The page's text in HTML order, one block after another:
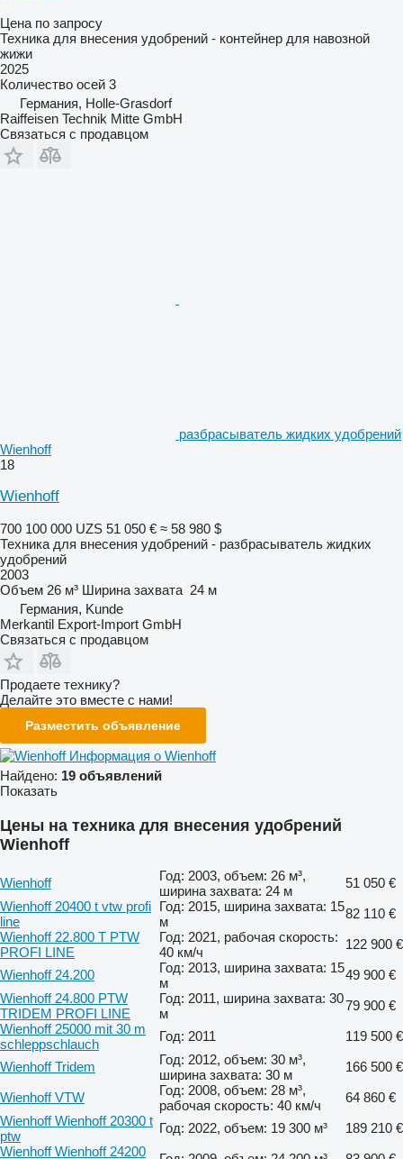
Цена по запросу
Техника для внесения удобрений - контейнер для навозной
жижи
2025
Количество осей 3
Германия, Holle-Grasdorf
Raiffeisen Technik Mitte GmbH
Связаться с продавцом
разбрасыватель жидких удобрений
Wienhoff
18
Wienhoff
700 100 000 UZS 51 050 € ≈ 58 980 $
Техника для внесения удобрений - разбрасыватель жидких
удобрений
2003
Объем 26 м³ Ширина захвата 24 м
Германия, Kunde
Merkantil Export-Import GmbH
Связаться с продавцом
Продаете технику?
Делайте это вместе с нами!
Разместить объявление
Информация о Wienhoff
Найдено: 19 объявлений
Показать
Цены на техника для внесения удобрений
Wienhoff
Wienhoff
Год: 2003, объем: 26 м³,
ширина захвата: 24 м
51 050 €
Wienhoff 20400 t vtw profi
line
Год: 2015, ширина захвата: 15
м
82 110 €
Wienhoff 22.800 T PTW
PROFI LINE
Год: 2021, рабочая скорость:
40 км/ч
122 900 €
Wienhoff 24.200
Год: 2013, ширина захвата: 15
м
49 900 €
Wienhoff 24.800 PTW
TRIDEM PROFI LINE
Год: 2011, ширина захвата: 30
м
79 900 €
Wienhoff 25000 mit 30 m
schleppschlauch
Год: 2011
119 500 €
Wienhoff Tridem
Год: 2012, объем: 30 м³,
ширина захвата: 30 м
166 500 €
Wienhoff VTW
Год: 2008, объем: 28 м³,
рабочая скорость: 40 км/ч
64 860 €
Wienhoff Wienhoff 20300 t
ptw
Год: 2022, объем: 19 300 м³
189 210 €
Wienhoff Wienhoff 24200